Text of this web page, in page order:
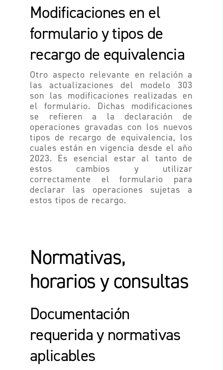
Modificaciones en el
formulario y tipos de
recargo de equivalencia
Otro aspecto relevante en relación a
las actualizaciones del modelo 303
son las modificaciones realizadas en
el formulario. Dichas modificaciones
se refieren a la declaración de
operaciones gravadas con los nuevos
tipos de recargo de equivalencia, los
cuales están en vigencia desde el año
2023. Es esencial estar al tanto de
estos cambios y utilizar
correctamente el formulario para
declarar las operaciones sujetas a
estos tipos de recargo.
Normativas,
horarios y consultas
Documentación
requerida y normativas
aplicables